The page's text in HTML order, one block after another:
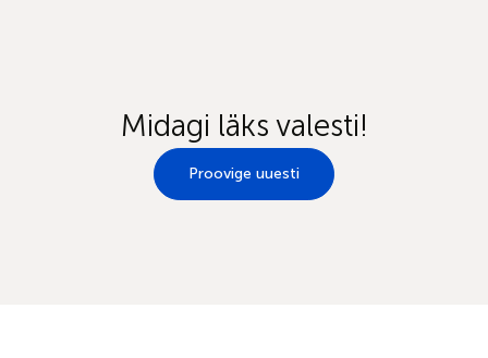
Midagi läks valesti!
Proovige uuesti